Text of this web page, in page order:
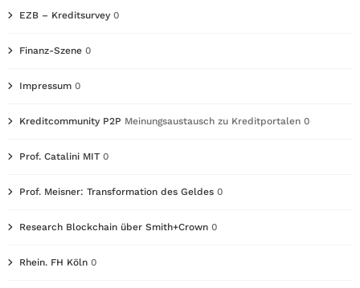
EZB – Kreditsurvey 0
Finanz-Szene 0
Impressum 0
Kreditcommunity P2P Meinungsaustausch zu Kreditportalen 0
Prof. Catalini MIT 0
Prof. Meisner: Transformation des Geldes 0
Research Blockchain über Smith+Crown 0
Rhein. FH Köln 0